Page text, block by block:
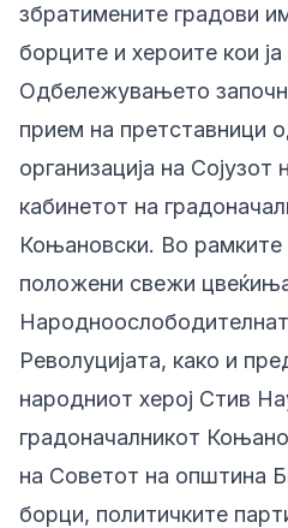
збратимените градови
борците и хероите кои
Одбележувањето
прием на претставници
организација на Сојузот
кабинетот на
Коњановски. Во рамките
положени свежи
Револуцијата, како и
народниот херој Стив
градоначалникот
на Советот на општина
борци, политичките